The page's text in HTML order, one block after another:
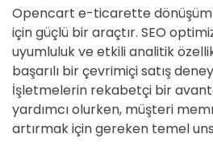
Opencart e-ticarette dönüşüm
için güçlü bir araçtır. SEO
uyumluluk ve etkili analitik
başarılı bir çevrimiçi satış
İşletmelerin rekabetçi bir
yardımcı olurken, müşteri
artırmak için gereken temel